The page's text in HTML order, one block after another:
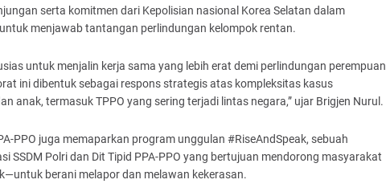
serta komitmen dari Kepolisian nasional Korea Selatan dalam
menjawab tantangan perlindungan kelompok rentan.
untuk menjalin kerja sama yang lebih erat demi perlindungan perempuan
ini dibentuk sebagai respons strategis atas kompleksitas kasus
anak, termasuk TPPO yang sering terjadi lintas negara,” ujar Brigjen Nurul.
PPO juga memaparkan program unggulan #RiseAndSpeak, sebuah
SSDM Polri dan Dit Tipid PPA-PPO yang bertujuan mendorong masyarakat
berani melapor dan melawan kekerasan.